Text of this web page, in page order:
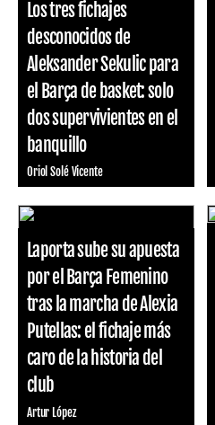
Los tres fichajes
desconocidos de
Aleksander Sekulic para
el Barça de basket: solo
dos supervivientes en el
banquillo
Oriol Solé Vicente
Laporta sube su apuesta
por el Barça Femenino
tras la marcha de Alexia
Putellas: el fichaje más
caro de la historia del
club
Artur López